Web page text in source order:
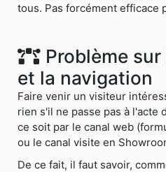
tous. Pas forcément efficace
Problème
et la navigation
Faire venir un visiteur
rien s'il ne passe pas à l'acte
ce soit par le canal web
ou le canal visite en
De ce fait, il faut savoir,